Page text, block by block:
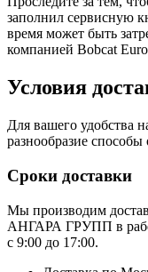
заполнил сервисную
время может быть
компанией Bobcat
Условия
Для вашего удобства
разнообразие
Сроки доставки
Мы производим
АНГАРА ГРУПП в
с 9:00 до 17:00.